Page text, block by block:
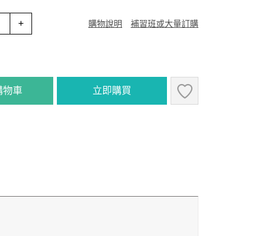
+ 購物說明 補習班或大量訂購
物車 立即購買